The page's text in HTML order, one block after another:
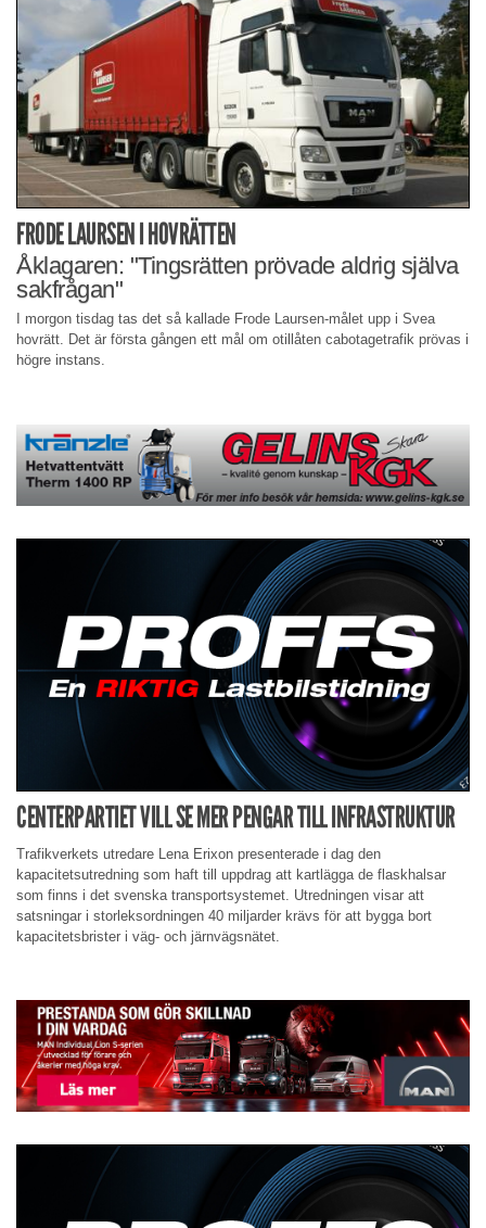
FRODE LAURSEN I HOVRÄTTEN
Åklagaren: "Tingsrätten prövade aldrig själva
sakfrågan"
I morgon tisdag tas det så kallade Frode Laursen-målet upp i Svea
hovrätt. Det är första gången ett mål om otillåten cabotagetrafik prövas i
högre instans.
CENTERPARTIET VILL SE MER PENGAR TILL INFRASTRUKTUR
Trafikverkets utredare Lena Erixon presenterade i dag den
kapacitetsutredning som haft till uppdrag att kartlägga de flaskhalsar
som finns i det svenska transportsystemet. Utredningen visar att
satsningar i storleksordningen 40 miljarder krävs för att bygga bort
kapacitetsbrister i väg- och järnvägsnätet.